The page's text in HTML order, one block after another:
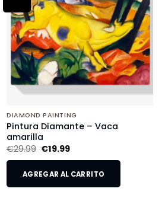
DIAMOND PAINTING
Pintura Diamante – Vaca
amarilla
€29.99 €19.99
AGREGAR AL CARRITO